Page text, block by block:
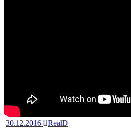
30.12.2016
RealD